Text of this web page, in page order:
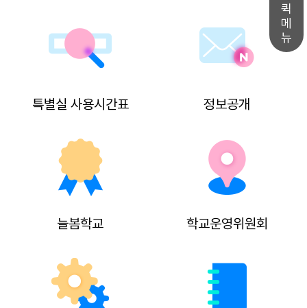
퀵
메
뉴
특별실 사용시간표 정보공개
늘봄학교 학교운영위원회